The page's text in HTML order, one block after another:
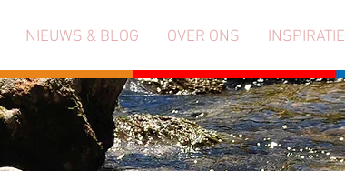
NIEUWS & BLOG OVER ONS INSPIRATIE